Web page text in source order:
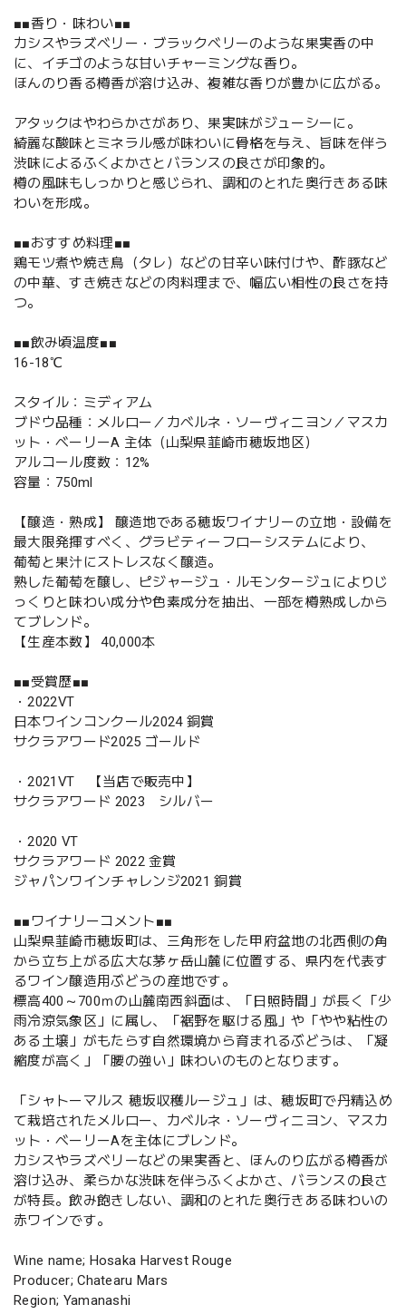
■■香り・味わい■■
カシスやラズベリー・ブラックベリーのような果実香の中
に、イチゴのような甘いチャーミングな香り。
ほんのり香る樽香が溶け込み、複雑な香りが豊かに広がる。
アタックはやわらかさがあり、果実味がジューシーに。
綺麗な酸味とミネラル感が味わいに骨格を与え、旨味を伴う
渋味によるふくよかさとバランスの良さが印象的。
樽の風味もしっかりと感じられ、調和のとれた奥行きある味
わいを形成。
■■おすすめ料理■■
鶏モツ煮や焼き鳥（タレ）などの甘辛い味付けや、酢豚など
の中華、すき焼きなどの肉料理まで、幅広い相性の良さを持
つ。
■■飲み頃温度■■
16-18℃
スタイル：ミディアム
ブドウ品種：メルロー／カベルネ・ソーヴィニヨン／マスカ
ット・ベーリーA 主体（山梨県韮崎市穂坂地区）
アルコール度数：12%
容量：750ml
【醸造・熟成】 醸造地である穂坂ワイナリーの立地・設備を
最大限発揮すべく、グラビティーフローシステムにより、
葡萄と果汁にストレスなく醸造。
熟した葡萄を醸し、ピジャージュ・ルモンタージュによりじ
っくりと味わい成分や色素成分を抽出、一部を樽熟成しから
てブレンド。
【生産本数】 40,000本
■■受賞歴■■
・2022VT
日本ワインコンクール2024 銅賞
サクラアワード2025 ゴールド
・2021VT 【当店で販売中】
サクラアワード 2023 シルバー
・2020 VT
サクラアワード 2022 金賞
ジャパンワインチャレンジ2021 銅賞
■■ワイナリーコメント■■
山梨県韮崎市穂坂町は、三角形をした甲府盆地の北西側の角
から立ち上がる広大な茅ヶ岳山麓に位置する、県内を代表す
るワイン醸造用ぶどうの産地です。
標高400～700ｍの山麓南西斜面は、「日照時間」が長く「少
雨冷涼気象区」に属し、「裾野を駆ける風」や「やや粘性の
ある土壌」がもたらす自然環境から育まれるぶどうは、「凝
縮度が高く」「腰の強い」味わいのものとなります。
「シャトーマルス 穂坂収穫ルージュ」は、穂坂町で丹精込め
て栽培されたメルロー、カベルネ・ソーヴィニヨン、マスカ
ット・ベーリーAを主体にブレンド。
カシスやラズベリーなどの果実香と、ほんのり広がる樽香が
溶け込み、柔らかな渋味を伴うふくよかさ、バランスの良さ
が特長。飲み飽きしない、調和のとれた奥行きある味わいの
赤ワインです。
Wine name; Hosaka Harvest Rouge
Producer; Chatearu Mars
Region; Yamanashi